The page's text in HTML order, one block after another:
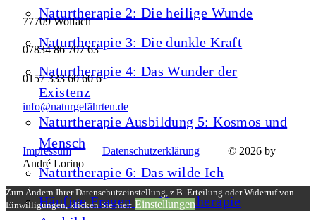
Naturtherapie 2: Die heilige Wunde
Naturtherapie 3: Die dunkle Kraft
Naturtherapie 4: Das Wunder der
Existenz
Naturtherapie Ausbildung 5: Kosmos und
Mensch
Naturtherapie 6: Das wilde Ich
Häufige Fragen zur Naturtherapie
77709 Wolfach
07834 86 707 63
0157 333 60 60 6
info@naturgefährten.de
Impressum Datenschutzerklärung © 2026 by
André Lorino
Zum Ändern Ihrer Datenschutzeinstellung, z.B. Erteilung oder Widerruf von
Einwilligungen, klicken Sie hier:Einstellungen